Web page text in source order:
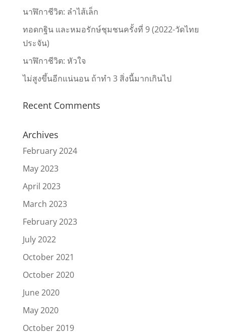
นาฬิกาชีวิต: ลำไส้เล็ก
ทอดกฐิน และหมอรักษ์ชุมชนครั้งที่ 9 (2022-วัดไทย
ประจัน)
นาฬิกาชีวิต: หัวใจ
ไม่สูงขึ้นอีกแน่นอน ถ้าทำ 3 สิ่งนี้มากเกินไป
Recent Comments
Archives
February 2024
May 2023
April 2023
March 2023
February 2023
July 2022
October 2021
October 2020
June 2020
May 2020
October 2019